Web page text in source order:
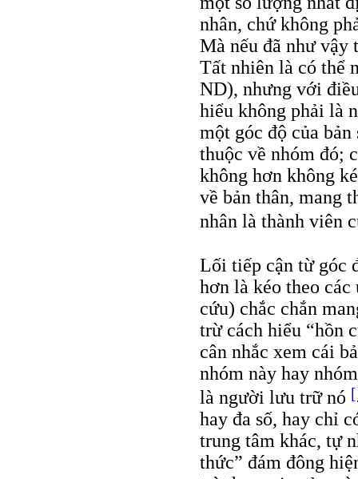
nhân, chứ không
Mà nếu đã như vậy
Tất nhiên là có thể
ND), nhưng với
hiểu không phải là
một góc độ của
thuộc về nhóm đó;
không hơn không
về bản thân, mang
nhân là thành viên
Lối tiếp cận từ góc
hơn là kéo theo
cứu) chắc chắn
trừ cách hiểu “hồn
cân nhắc xem cái
nhóm này hay
là người lưu trữ nó
hay đa số, hay chỉ
trung tâm khác, tự
thức” đám đông